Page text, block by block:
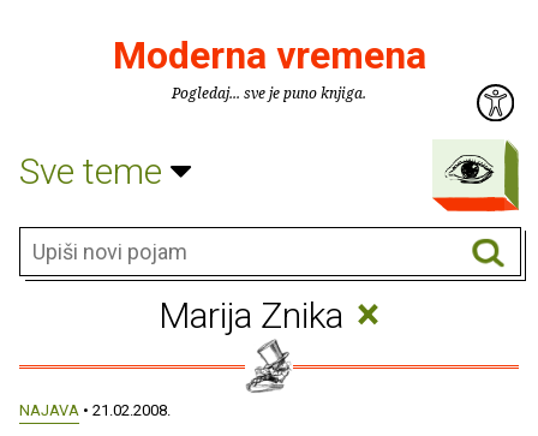
Moderna vremena
Pogledaj... sve je puno knjiga.
Sve teme
Marija Znika ×
NAJAVA • 21.02.2008.